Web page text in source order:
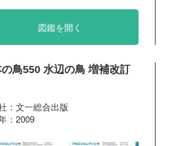
図鑑を開く
鳥550 水辺の鳥 増補改訂
：文一総合出版
：2009